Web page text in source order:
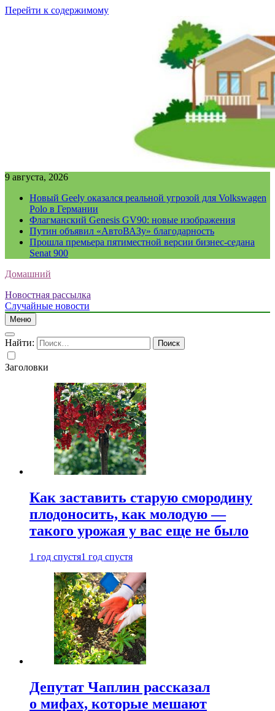
Перейти к содержимому
9 августа, 2026
Новый Geely оказался реальной угрозой для Volkswagen
Polo в Германии
Флагманский Genesis GV90: новые изображения
Путин объявил «АвтоВАЗу» благодарность
Прошла премьера пятиместной версии бизнес-седана
Senat 900
Домашний
Новостная рассылка
Случайные новости
Меню
Найти:
Заголовки
Как заставить старую смородину
плодоносить, как молодую —
такого урожая у вас еще не было
1 год спустя1 год спустя
Депутат Чаплин рассказал
о мифах, которые мешают